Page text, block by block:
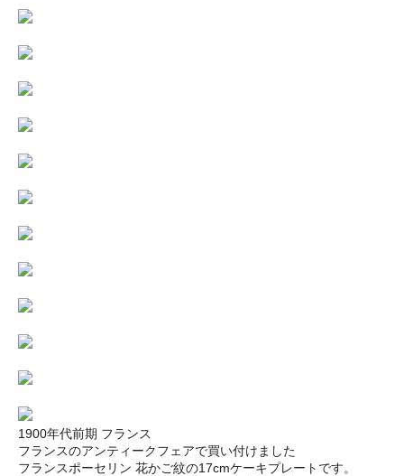
1900年代前期 フランス
フランスのアンティークフェアで買い付けました
フランスポーセリン 花かご紋の17cmケーキプレートです。